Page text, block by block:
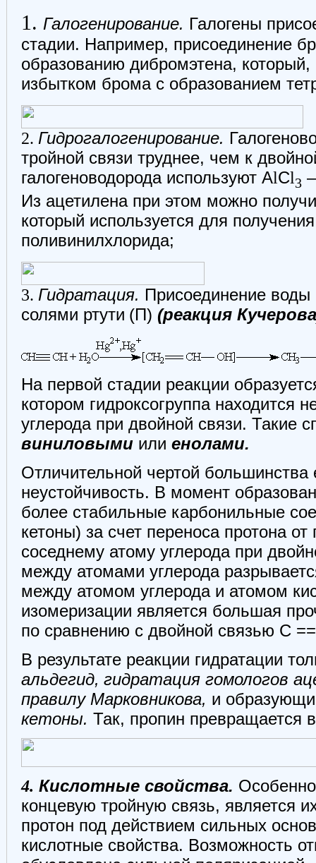
1. Галогенирование. Галогены
стадии. Например, присоединение
образованию дибромэтена, который,
избытком брома с образованием
2. Гидрогалогенирование.
тройной связи труднее, чем к
галогеноводорода используют АlСl3
Из ацетилена при этом можно
который используется для
поливинилхлорида;
3. Гидратация. Присоединение воды
солями ртути (П) (реакция
На первой стадии реакции
котором гидроксогруппа находится
углерода при двойной связи. Такие
виниловыми или енолами.
Отличительной чертой большинства
неустойчивость. В момент
более стабильные карбонильные
кетоны) за счет переноса протона
соседнему атому углерода при
между атомами углерода
между атомом углерода и атомом
изомеризации является большая
по сравнению с двойной связью С
В результате реакции гидратации
альдегид, гидратация гомологов
правилу Марковникова, и
кетоны. Так, пропин превращается
4. Кислотные свойства.
концевую тройную связь, является
протон под действием сильных
кислотные свойства. Возможность